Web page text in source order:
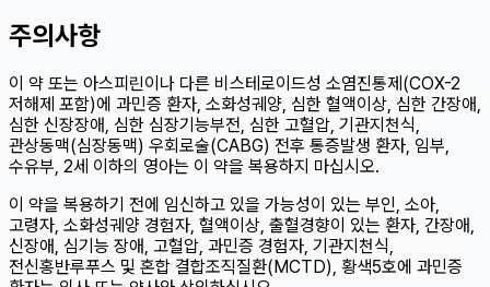
주의사항
이 약 또는 아스피린이나 다른 비스테로이드성 소염진통제(COX-2
저해제 포함)에 과민증 환자, 소화성궤양, 심한 혈액이상, 심한 간장애,
심한 신장장애, 심한 심장기능부전, 심한 고혈압, 기관지천식,
관상동맥(심장동맥) 우회로술(CABG) 전후 통증발생 환자, 임부,
수유부, 2세 이하의 영아는 이 약을 복용하지 마십시오.
이 약을 복용하기 전에 임신하고 있을 가능성이 있는 부인, 소아,
고령자, 소화성궤양 경험자, 혈액이상, 출혈경향이 있는 환자, 간장애,
신장애, 심기능 장애, 고혈압, 과민증 경험자, 기관지천식,
전신홍반루푸스 및 혼합 결합조직질환(MCTD), 황색5호에 과민증